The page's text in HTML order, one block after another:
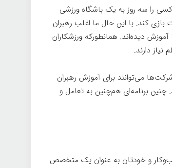
را سه روز به یک باشگاه ورزشی
کند. با این حال ما اغلب رهبران
دیده‌اند. همانطورکه ورزشکاران
نیاز دارند.
می‌توانند برای آموزش رهبران
چنین برنامه‌ای هم‌چنین به تعامل و
و خودتان به عنوان یک متخصص